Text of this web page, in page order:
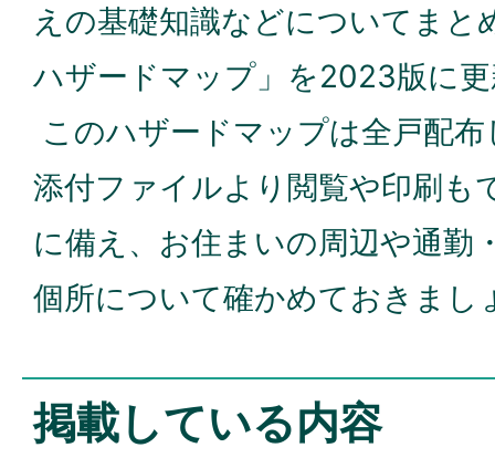
えの基礎知識などについてまと
ハザードマップ」を2023版に
このハザードマップは全戸配
添付ファイルより閲覧や印刷も
に備え、お住まいの周辺や通勤
個所について確かめておきまし
掲載している内容